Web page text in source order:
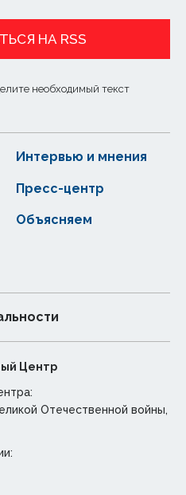
НА RSS
необходимый текст
Интервью и мнения
Пресс-центр
Объясняем
Центр
Отечественной войны,